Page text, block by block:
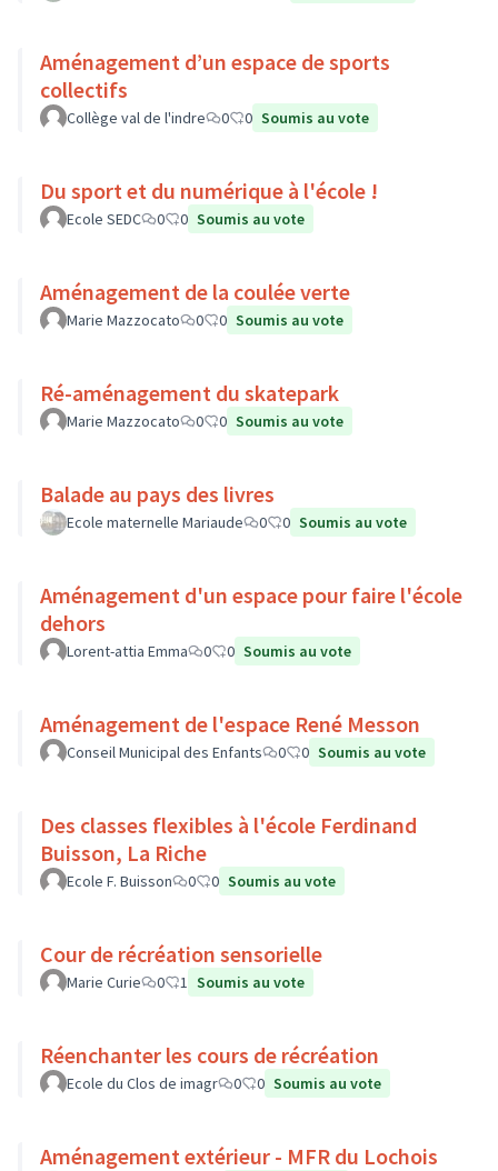
Aménagement d’un espace de sports
collectifs
Collège val de l'indre 0 0 Soumis au vote
Du sport et du numérique à l'école !
Ecole SEDC 0 0 Soumis au vote
Aménagement de la coulée verte
Marie Mazzocato 0 0 Soumis au vote
Ré-aménagement du skatepark
Marie Mazzocato 0 0 Soumis au vote
Balade au pays des livres
Ecole maternelle Mariaude 0 0 Soumis au vote
Aménagement d'un espace pour faire l'école
dehors
Lorent-attia Emma 0 0 Soumis au vote
Aménagement de l'espace René Messon
Conseil Municipal des Enfants 0 0 Soumis au vote
Des classes flexibles à l'école Ferdinand
Buisson, La Riche
Ecole F. Buisson 0 0 Soumis au vote
Cour de récréation sensorielle
Marie Curie 0 1 Soumis au vote
Réenchanter les cours de récréation
Ecole du Clos de imagr 0 0 Soumis au vote
Aménagement extérieur - MFR du Lochois